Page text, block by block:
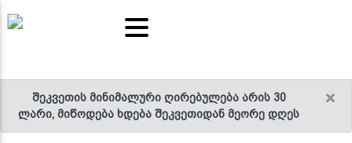
×
შეკვეთის მინიმალური ღირებულება არის 30
ლარი, მიწოდება ხდება შეკვეთიდან მეორე დღეს